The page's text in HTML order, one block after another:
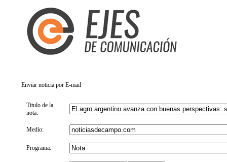
Enviar noticia por E-mail
Titulo de la
nota:
Medio:
Programa: